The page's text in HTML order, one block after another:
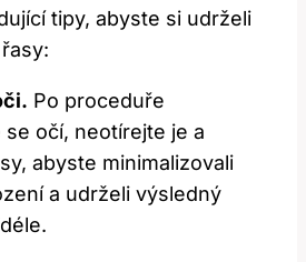
tipy, abyste si udrželi
Po proceduře
očí, neotírejte je a
abyste minimalizovali
a udrželi výsledný